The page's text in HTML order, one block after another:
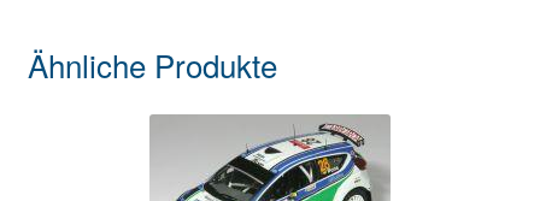
Ähnliche Produkte